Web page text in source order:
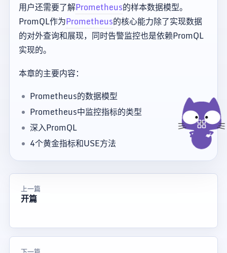
用户还需要了解Prometheus的样本数据模型。
PromQL作为Prometheus的核心能力除了实现数据
的对外查询和展现，同时告警监控也是依赖PromQL
实现的。
本章的主要内容：
Prometheus的数据模型
Prometheus中监控指标的类型
深入PromQL
4个黄金指标和USE方法
上一篇
开篇